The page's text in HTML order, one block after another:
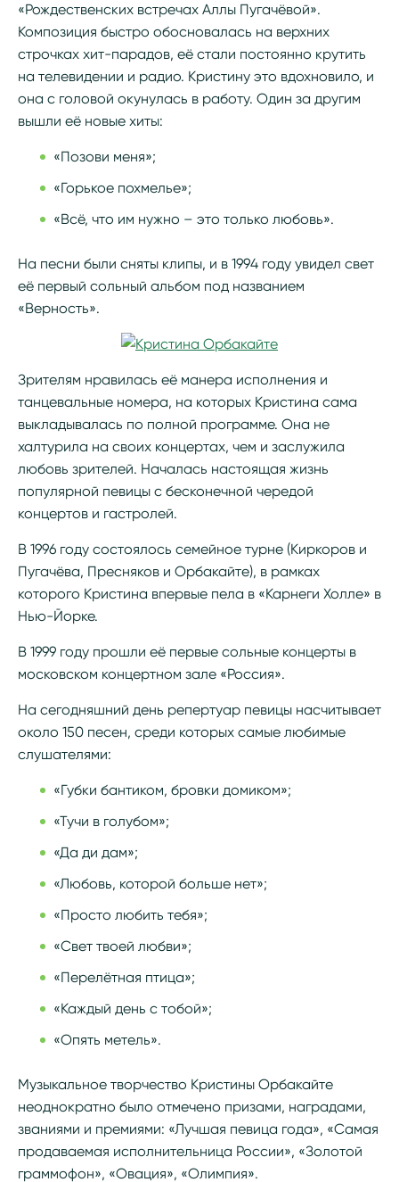
«Рождественских встречах Аллы Пугачёвой».
Композиция быстро обосновалась на верхних
строчках хит-парадов, её стали постоянно крутить
на телевидении и радио. Кристину это вдохновило, и
она с головой окунулась в работу. Один за другим
вышли её новые хиты:
«Позови меня»;
«Горькое похмелье»;
«Всё, что им нужно – это только любовь».
На песни были сняты клипы, и в 1994 году увидел свет
её первый сольный альбом под названием
«Верность».
Зрителям нравилась её манера исполнения и
танцевальные номера, на которых Кристина сама
выкладывалась по полной программе. Она не
халтурила на своих концертах, чем и заслужила
любовь зрителей. Началась настоящая жизнь
популярной певицы с бесконечной чередой
концертов и гастролей.
В 1996 году состоялось семейное турне (Киркоров и
Пугачёва, Пресняков и Орбакайте), в рамках
которого Кристина впервые пела в «Карнеги Холле» в
Нью-Йорке.
В 1999 году прошли её первые сольные концерты в
московском концертном зале «Россия».
На сегодняшний день репертуар певицы насчитывает
около 150 песен, среди которых самые любимые
слушателями:
«Губки бантиком, бровки домиком»;
«Тучи в голубом»;
«Да ди дам»;
«Любовь, которой больше нет»;
«Просто любить тебя»;
«Свет твоей любви»;
«Перелётная птица»;
«Каждый день с тобой»;
«Опять метель».
Музыкальное творчество Кристины Орбакайте
неоднократно было отмечено призами, наградами,
званиями и премиями: «Лучшая певица года», «Самая
продаваемая исполнительница России», «Золотой
граммофон», «Овация», «Олимпия».